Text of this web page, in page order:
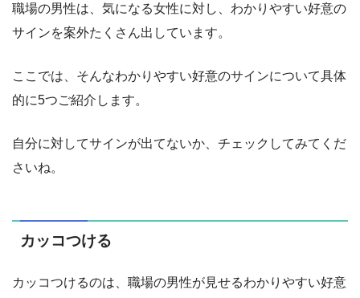
職場の男性は、気になる女性に対し、わかりやすい好意の
サインを案外たくさん出しています。
ここでは、そんなわかりやすい好意のサインについて具体
的に5つご紹介します。
自分に対してサインが出てないか、チェックしてみてくだ
さいね。
カッコつける
カッコつけるのは、職場の男性が見せるわかりやすい好意